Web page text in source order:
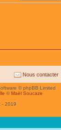
Nous contacter
© phpBB Limited
© Maël Soucaze
- 2019